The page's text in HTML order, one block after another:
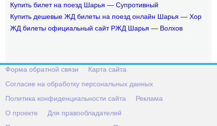
Купить билет на поезд Шарья — Супротивный
Купить дешевые ЖД билеты на поезд онлайн Шарья — Хор
ЖД билеты официальный сайт РЖД Шарья — Волхов
Форма обратной связи
Карта сайта
Согласие на обработку персональных данных
Политика конфиденциальности сайта
Реклама
О проекте
Для правообладателей